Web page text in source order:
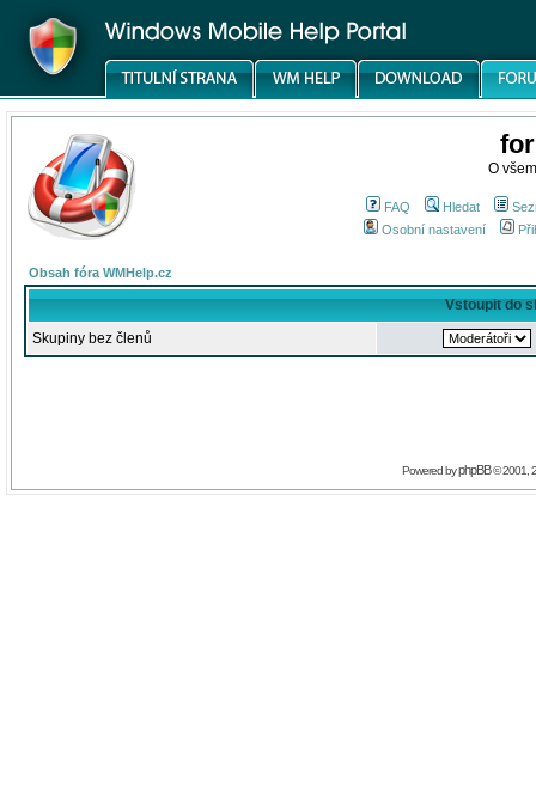
O
FAQ Hledat
Osobní nastavení
Obsah fóra WMHelp.cz
Vstoupit do
Skupiny bez členů
Powered byphpBB© 2001,